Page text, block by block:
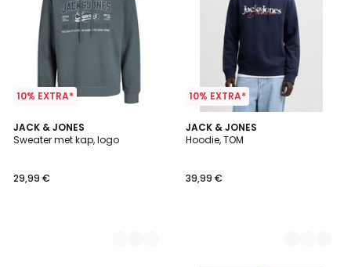
10% EXTRA*
JACK & JONES
Sweater met kap, logo
29,99 €
2
Kleuren
10% EXTRA*
JACK & JONES
Hoodie, TOM
39,99 €
2
Kleuren